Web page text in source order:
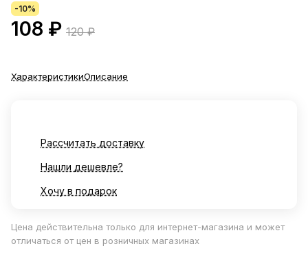
-10%
108 ₽ 120 ₽
ХарактеристикиОписание
Рассчитать доставку
Нашли дешевле?
Хочу в подарок
Цена действительна только для интернет-магазина и может
отличаться от цен в розничных магазинах